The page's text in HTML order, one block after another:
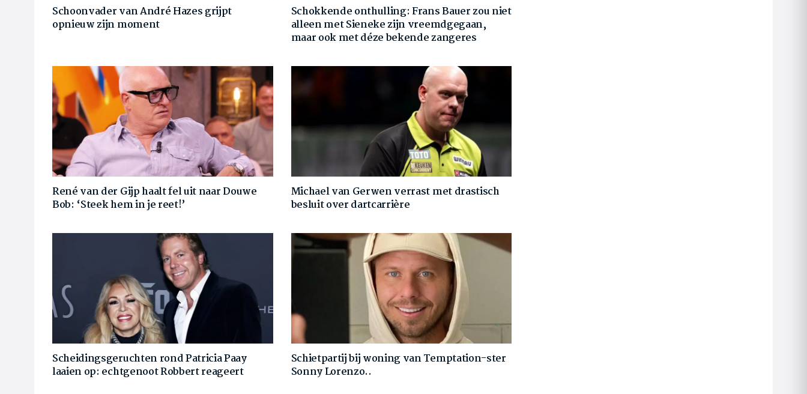
Schoonvader van André Hazes grijpt
opnieuw zijn moment
Schokkende onthulling: Frans Bauer zou niet
alleen met Sieneke zijn vreemdgegaan,
maar ook met déze bekende zangeres
René van der Gijp haalt fel uit naar Douwe
Bob: ‘Steek hem in je reet!’
Michael van Gerwen verrast met drastisch
besluit over dartcarrière
Scheidingsgeruchten rond Patricia Paay
laaien op: echtgenoot Robbert reageert
Schietpartij bij woning van Temptation-ster
Sonny Lorenzo..